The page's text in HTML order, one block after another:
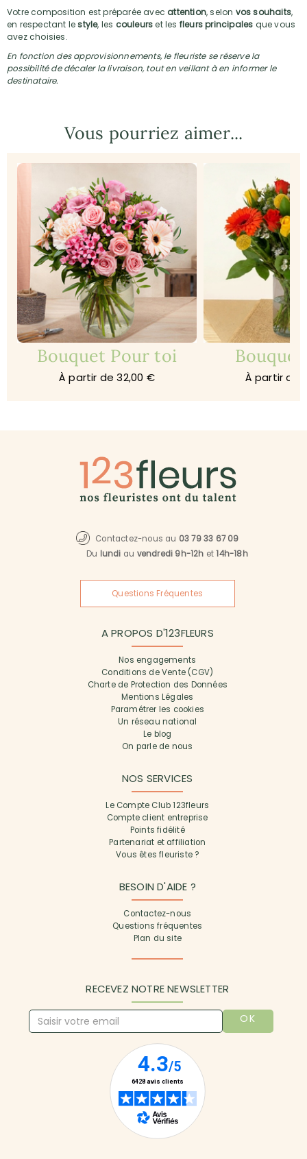
Votre composition est préparée avec attention, selon vos souhaits,
en respectant lestyle, les couleurset les fleurs principales que vous
avez choisies.
En fonction des approvisionnements, le fleuriste se réserve la
possibilité de décaler la livraison, tout en veillant à en informer le
destinataire.
Vous pourriez aimer...
Bouquet Pour toi
À partir de 32,00 € À partir de
Contactez-nous au 03 79 33 67 09
Du lundi au vendredi 9h-12h et14h-18h
Questions Fréquentes
A PROPOS D'123FLEURS
Nos engagements
Conditions de Vente (CGV)
Charte de Protection des Données
Mentions Légales
Paramétrer les cookies
Un réseau national
Le blog
On parle de nous
NOS SERVICES
Le Compte Club 123fleurs
Compte client entreprise
Points fidélité
Partenariat et affiliation
Vous êtes fleuriste ?
BESOIN D'AIDE ?
Contactez-nous
Questions fréquentes
Plan du site
RECEVEZ NOTRE NEWSLETTER
OK